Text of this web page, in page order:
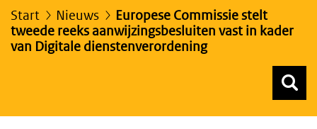
Start Nieuws
Europese Commissie stelt
tweede reeks aanwijzingsbesluiten vast in kader
van Digitale dienstenverordening